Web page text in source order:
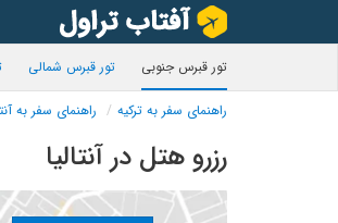
تور قبرس جنوبی تور قبرس شمالی
راهنمای سفر به ترکیه راهنمای سفر به
رزرو هتل در آنتالیا